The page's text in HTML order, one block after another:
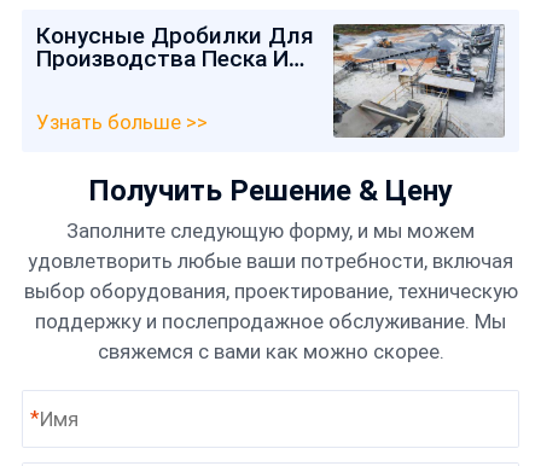
Конусные Дробилки Для
Производства Песка И
Узнать больше >>
Получить Решение & Цену
Заполните следующую форму, и мы можем
удовлетворить любые ваши потребности, включая
выбор оборудования, проектирование, техническую
поддержку и послепродажное обслуживание. Мы
свяжемся с вами как можно скорее.
*